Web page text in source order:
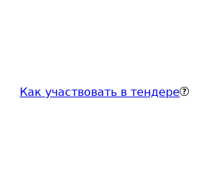
Как участвовать в тендере